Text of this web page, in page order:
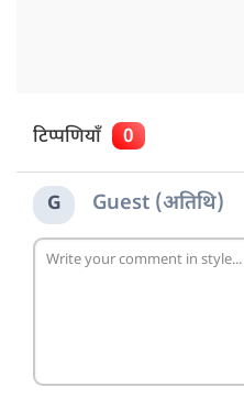
टिप्पणियाँ 0
G Guest (अतिथि)